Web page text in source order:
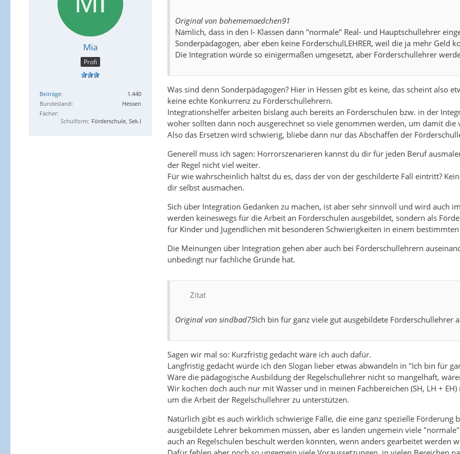
Mia
Profi
Beiträge
1.440
Bundesland
Hessen
Fächer
Schulform Förderschule, Sek.I
Original von bohememaedchen91
Nämlich, dass in den I- Klassen dann "normale" Real- und Hauptschullehrer
Sonderpädagogen, aber eben keine FörderschulLEHRER, weil die ja mehr Geld
Die Integration würde so einigermaßen umgesetzt, aber Förderschullehrer
Was sind denn Sonderpädagogen? Hier in Hessen gibt es keine, das scheint also
keine echte Konkurrenz zu Förderschullehrern.
Integrationshelfer arbeiten bislang auch bereits an Förderschulen bzw. in der
woher sollten dann noch ausgerechnet so viele genommen werden, um damit die
Also das Ersetzen wird schwierig, bliebe dann nur das Abschaffen der
Generell muss ich sagen: Horrorszenarieren kannst du dir für jeden Beruf
der Regel nicht viel weiter.
Für wie wahrscheinlich hältst du es, dass der von der geschilderte Fall eintritt?
dir selbst ausmachen.
Sich über Integration Gedanken zu machen, ist aber sehr sinnvoll und wird auch
werden keineswegs für die Arbeit an Förderschulen ausgebildet, sondern als
für Kinder und Jugendlichen mit besonderen Schwierigkeiten in einem
Die Meinungen über Integration gehen aber auch bei Förderschullehrern
unbedingt nur fachliche Gründe hat.
Zitat
Original von sindbad75Ich bin für ganz viele gut ausgebildete Förderschullehrer
Sagen wir mal so: Kurzfristig gedacht wäre ich auch dafür.
Langfristig gedacht würde ich den Slogan lieber etwas abwandeln in "Ich bin für
Wäre die pädagogische Ausbildung der Regelschullehrer nicht so mangelhaft,
Wir kochen doch auch nur mit Wasser und in meinen Fachbereichen (SH, LH +
um die Arbeit der Regelschullehrer zu unterstützen.
Natürlich gibt es auch wirklich schwierige Fälle, die eine ganz spezielle Förderung
ausgebildete Lehrer bekommen müssen, aber es landen ungemein viele
auch an Regelschulen beschult werden könnten, wenn anders gearbeitet werden